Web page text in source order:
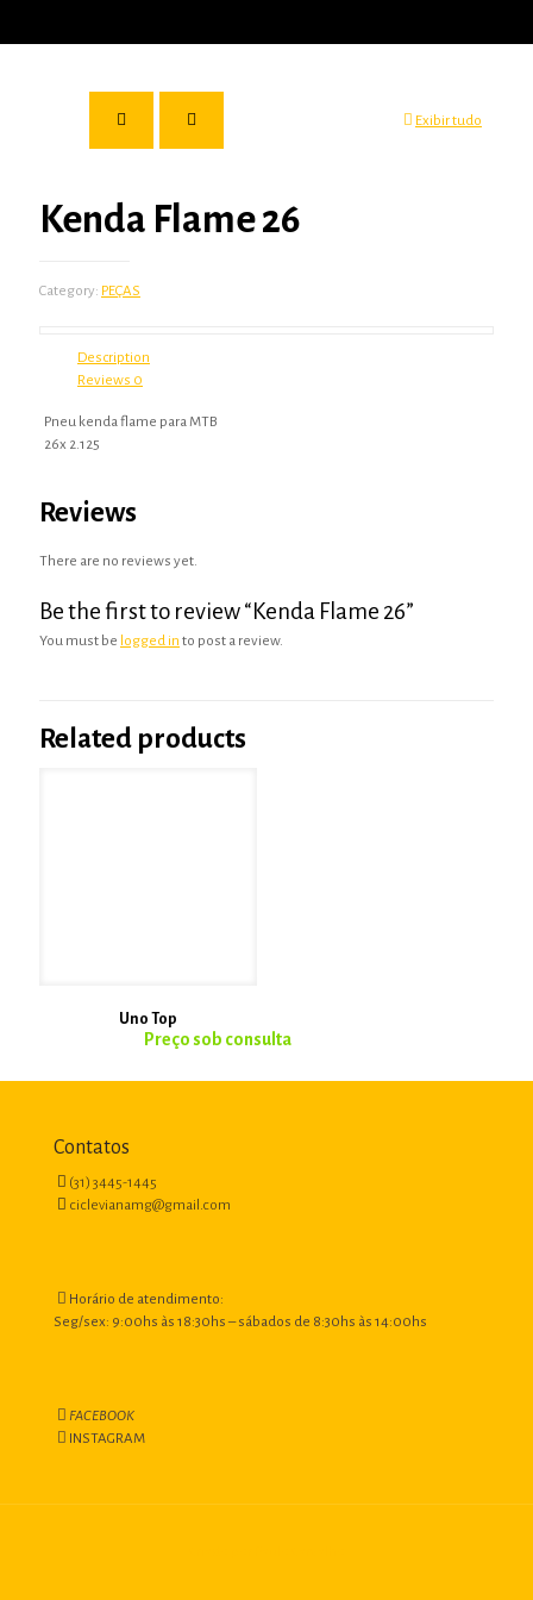
Exibir tudo
Kenda Flame 26
Category: PEÇAS
Description
Reviews 0
Pneu kenda flame para MTB
26x 2.125
Reviews
There are no reviews yet.
Be the first to review “Kenda Flame 26”
You must be logged in to post a review.
Related products
Uno Top
Contatos
(31) 3445-1445
ciclevianamg@gmail.com
Horário de atendimento:
Seg/sex: 9:00hs às 18:30hs – sábados de 8:30hs às 14:00hs
FACEBOOK
INSTAGRAM